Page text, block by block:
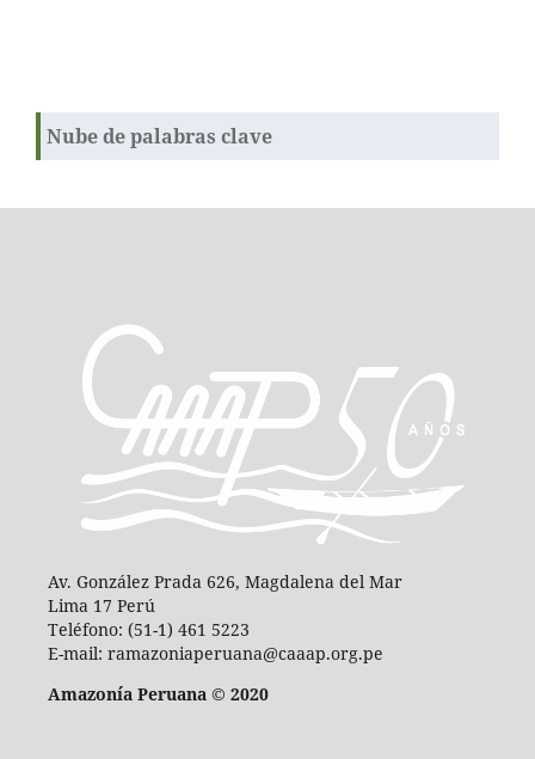
Nube de palabras clave
Av. González Prada 626, Magdalena del Mar
Lima 17 Perú
Teléfono: (51-1) 461 5223
E-mail: ramazoniaperuana@caaap.org.pe
Amazonía Peruana © 2020